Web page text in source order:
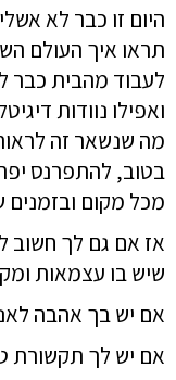
היום זו כבר לא
תראו איך העולם
לעבוד מהבית כבר
ואפילו נוודות
מה שנשאר זה
בטוב, להתפרנס
מכל מקום ובזמנים
אז אם גם לך חשוב
שיש בו עצמאות
אם יש בך אהבה
אם יש לך תקשורת